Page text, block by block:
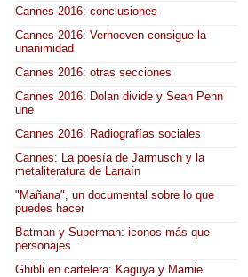
Cannes 2016: conclusiones
Cannes 2016: Verhoeven consigue la
unanimidad
Cannes 2016: otras secciones
Cannes 2016: Dolan divide y Sean Penn
une
Cannes 2016: Radiografías sociales
Cannes: La poesía de Jarmusch y la
metaliteratura de Larraín
"Mañana", un documental sobre lo que
puedes hacer
Batman y Superman: iconos más que
personajes
Ghibli en cartelera: Kaguya y Marnie